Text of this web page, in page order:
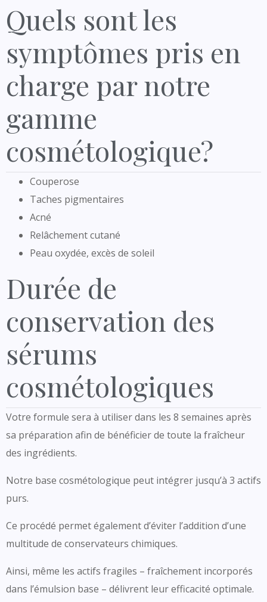
Quels sont les
symptômes pris en
charge par notre
gamme
cosmétologique?
Couperose
Taches pigmentaires
Acné
Relâchement cutané
Peau oxydée, excès de soleil
Durée de
conservation des
sérums
cosmétologiques
Votre formule sera à utiliser dans les 8 semaines après
sa préparation afin de bénéficier de toute la fraîcheur
des ingrédients.
Notre base cosmétologique peut intégrer jusqu’à 3 actifs
purs.
Ce procédé permet également d’éviter l’addition d’une
multitude de conservateurs chimiques.
Ainsi, même les actifs fragiles – fraîchement incorporés
dans l’émulsion base – délivrent leur efficacité optimale.